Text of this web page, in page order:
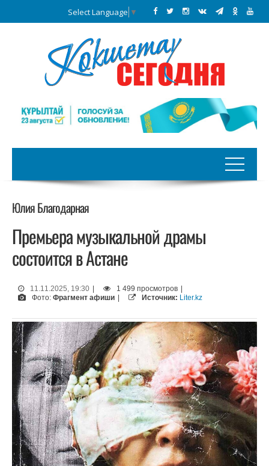
Select Language ▼
Юлия Благодарная
Премьера музыкальной драмы
состоится в Астане
11.11.2025, 19:30 1 499 просмотров
Фото: Фрагмент афиши Источник: Liter.kz